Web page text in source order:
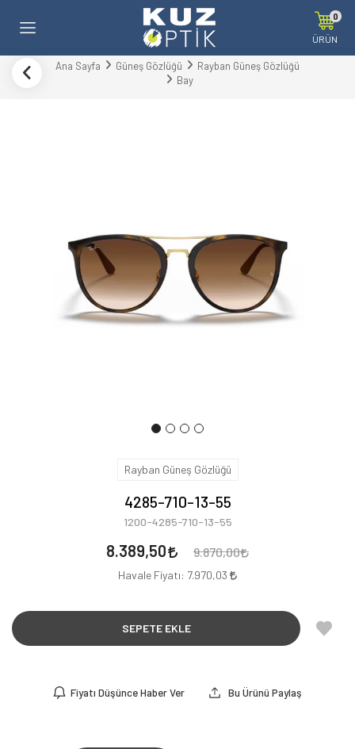
0
ÜRÜN
Ana Sayfa Güneş Gözlüğü
Rayban Güneş Gözlüğü
Bay
Rayban Güneş Gözlüğü
4285-710-13-55
1200-4285-710-13-55
8.389,50 9.870,00
Havale Fiyatı: 7.970,03
SEPETE EKLE
Fiyatı Düşünce Haber Ver Bu Ürünü Paylaş